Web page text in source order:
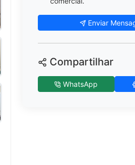
Enviar
Compartilhar
WhatsApp